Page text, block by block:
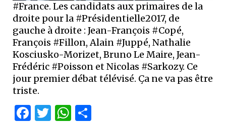
#France. Les candidats aux primaires de la
droite pour la #Présidentielle2017, de
gauche à droite : Jean-François #Copé,
François #Fillon, Alain #Juppé, Nathalie
Kosciusko-Morizet, Bruno Le Maire, Jean-
Frédéric #Poisson et Nicolas #Sarkozy. Ce
jour premier débat télévisé. Ça ne va pas être
triste.
Facebook
Twitter
WhatsApp